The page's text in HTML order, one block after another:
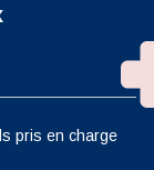
pris en charge